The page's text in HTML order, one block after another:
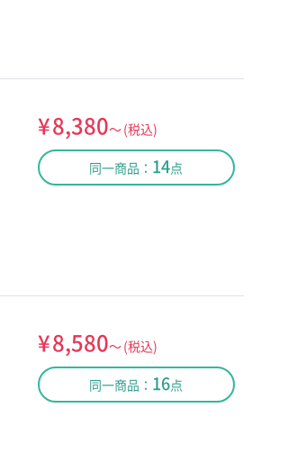
¥8,380～(税込)
同一商品： 14点
¥8,580～(税込)
同一商品： 16点